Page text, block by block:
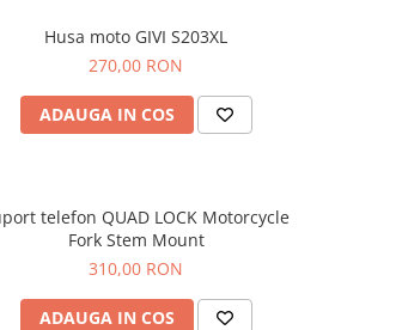
Husa moto GIVI S203XL
270,00 RON
ADAUGA IN COS
telefon QUAD LOCK Motorcycle
Fork Stem Mount
310,00 RON
ADAUGA IN COS